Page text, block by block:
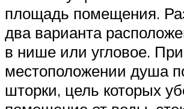
площадь помещения.
два варианта
в нише или угловое.
местоположении душа
шторки, цель которых